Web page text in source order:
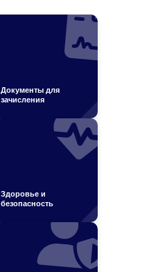
Документы для
зачисления
Здоровье и
безопасность